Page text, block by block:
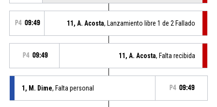
P4 09:49 11, A. Acosta, Lanzamiento libre 1 de 2 Fallado
P4 09:49 11, A. Acosta, Falta recibida
1, M. Dime, Falta personal P4 09:49